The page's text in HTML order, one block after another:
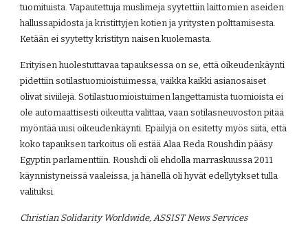
tuomituista. Vapautettuja muslimeja syytettiin laittomien aseiden
hallussapidosta ja kristittyjen kotien ja yritysten polttamisesta.
Ketään ei syytetty kristityn naisen kuolemasta.
Erityisen huolestuttavaa tapauksessa on se, että oikeudenkäynti
pidettiin sotilastuomioistuimessa, vaikka kaikki asianosaiset
olivat siviilejä. Sotilastuomioistuimen langettamista tuomioista ei
ole automaattisesti oikeutta valittaa, vaan sotilasneuvoston pitää
myöntää uusi oikeudenkäynti. Epäilyjä on esitetty myös siitä, että
koko tapauksen tarkoitus oli estää Alaa Reda Roushdin pääsy
Egyptin parlamenttiin. Roushdi oli ehdolla marraskuussa 2011
käynnistyneissä vaaleissa, ja hänellä oli hyvät edellytykset tulla
valituksi.
Christian Solidarity Worldwide, ASSIST News Services